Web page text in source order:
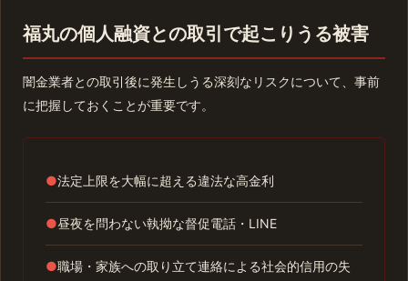
福丸の個人融資との取引で起こりうる被害
闇金業者との取引後に発生しうる深刻なリスクについて、事前
に把握しておくことが重要です。
●法定上限を大幅に超える違法な高金利
●昼夜を問わない執拗な督促電話・LINE
●職場・家族への取り立て連絡による社会的信用の失